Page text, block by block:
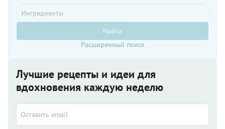
Найти
Расширенный поиск
Лучшие рецепты и идеи для
вдохновения каждую неделю